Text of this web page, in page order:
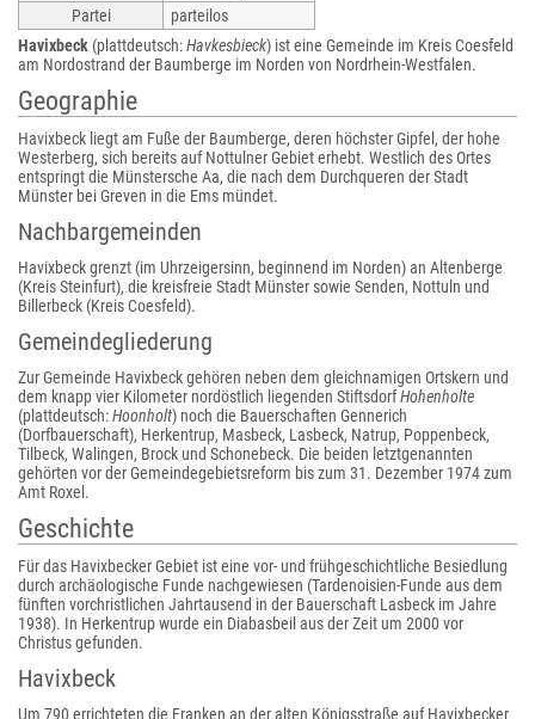
Partei
parteilos
Havixbeck (plattdeutsch:Havkesbieck) ist eine Gemeinde im Kreis Coesfeld
am Nordostrand der Baumberge im Norden von Nordrhein-Westfalen.
Geographie
Havixbeck liegt am Fuße der Baumberge, deren höchster Gipfel, der hohe
Westerberg, sich bereits auf Nottulner Gebiet erhebt. Westlich des Ortes
entspringt die Münstersche Aa, die nach dem Durchqueren der Stadt
Münster bei Greven in die Ems mündet.
Nachbargemeinden
Havixbeck grenzt (im Uhrzeigersinn, beginnend im Norden) an Altenberge
(Kreis Steinfurt), die kreisfreie Stadt Münster sowie Senden, Nottuln und
Billerbeck (Kreis Coesfeld).
Gemeindegliederung
Zur Gemeinde Havixbeck gehören neben dem gleichnamigen Ortskern und
dem knapp vier Kilometer nordöstlich liegenden StiftsdorfHohenholte
(plattdeutsch:Hoonholt) noch die Bauerschaften Gennerich
(Dorfbauerschaft), Herkentrup, Masbeck, Lasbeck, Natrup, Poppenbeck,
Tilbeck, Walingen, Brock und Schonebeck. Die beiden letztgenannten
gehörten vor der Gemeindegebietsreform bis zum 31. Dezember 1974 zum
Amt Roxel.
Geschichte
Für das Havixbecker Gebiet ist eine vor- und frühgeschichtliche Besiedlung
durch archäologische Funde nachgewiesen (Tardenoisien-Funde aus dem
fünften vorchristlichen Jahrtausend in der Bauerschaft Lasbeck im Jahre
1938). In Herkentrup wurde ein Diabasbeil aus der Zeit um 2000 vor
Christus gefunden.
Havixbeck
Um 790 errichteten die Franken an der alten Königsstraße auf Havixbecker